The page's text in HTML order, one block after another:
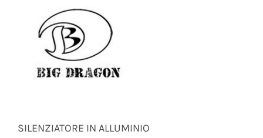
SILENZIATORE IN ALLUMINIO